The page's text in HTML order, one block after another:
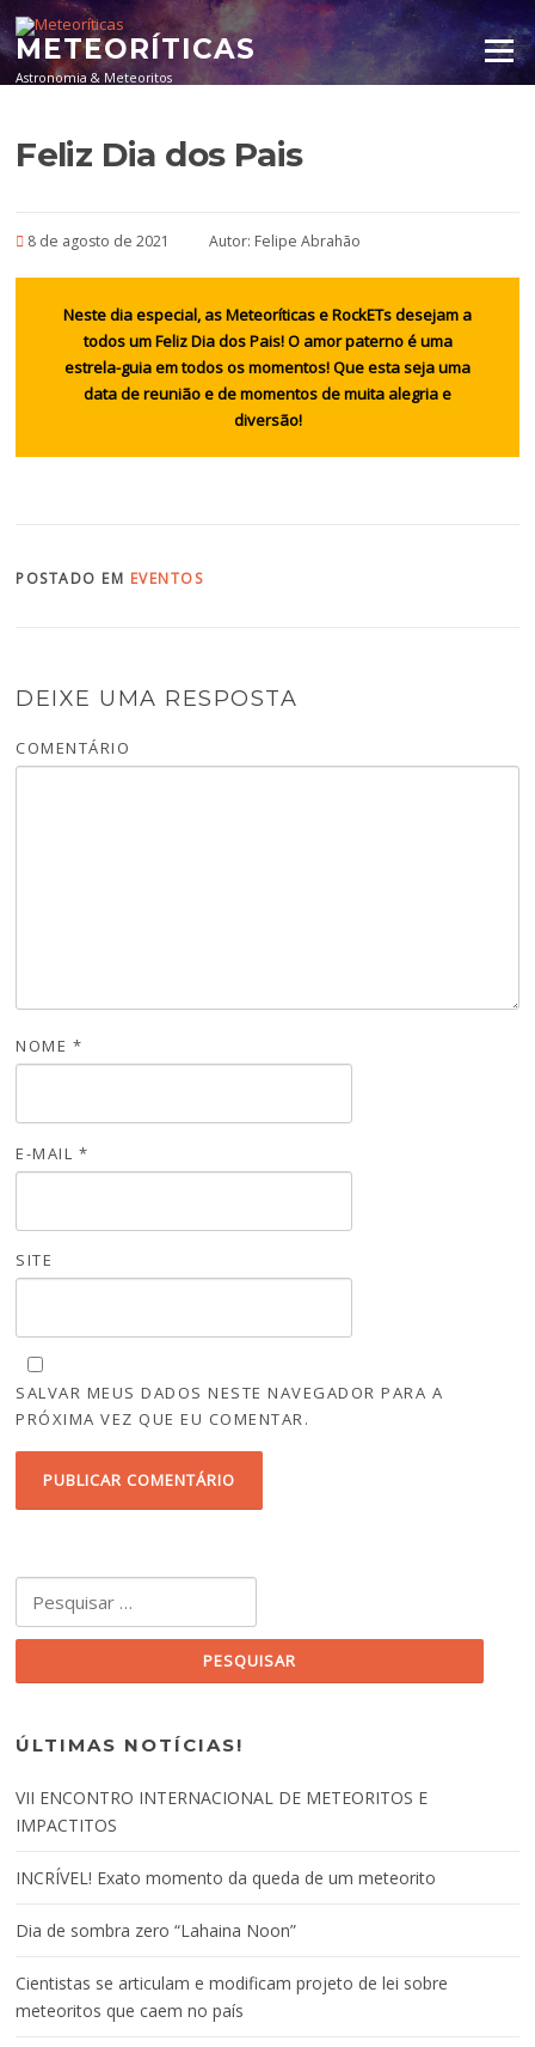
Pular para o conteúdo
METEORÍTICAS
Astronomia & Meteoritos
Menu
Feliz Dia dos Pais
8 de agosto de 2021 Autor: Felipe Abrahão
Neste dia especial, as Meteoríticas e RockETs desejam a
todos um Feliz Dia dos Pais! O amor paterno é uma
estrela-guia em todos os momentos! Que esta seja uma
data de reunião e de momentos de muita alegria e
diversão!
POSTADO EM EVENTOS
DEIXE UMA RESPOSTA
COMENTÁRIO
NOME *
E-MAIL *
SITE
SALVAR MEUS DADOS NESTE NAVEGADOR PARA A
PRÓXIMA VEZ QUE EU COMENTAR.
ÚLTIMAS NOTÍCIAS!
VII ENCONTRO INTERNACIONAL DE METEORITOS E
IMPACTITOS
INCRÍVEL! Exato momento da queda de um meteorito
Dia de sombra zero “Lahaina Noon”
Cientistas se articulam e modificam projeto de lei sobre
meteoritos que caem no país